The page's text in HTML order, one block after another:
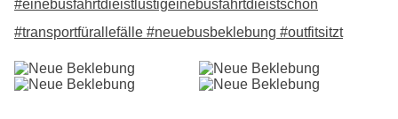
#einebusfahrtdieistlustigeinebusfahrtdieistschön
#transportfürallefälle #neuebusbeklebung #outfitsitzt